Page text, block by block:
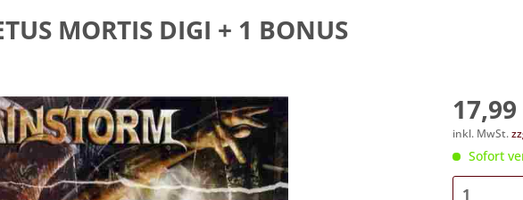
MORTIS DIGI + 1 BONUS
inkl. MwSt.
Sofort